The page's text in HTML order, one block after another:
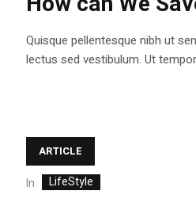
Quisque pellentesque nibh ut
lectus sed vestibulum. Ut
ARTICLE
In LifeStyle